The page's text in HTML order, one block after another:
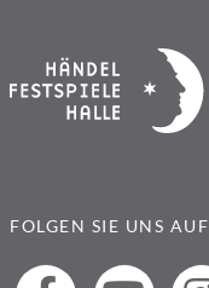
FOLGEN SIE UNS AUF